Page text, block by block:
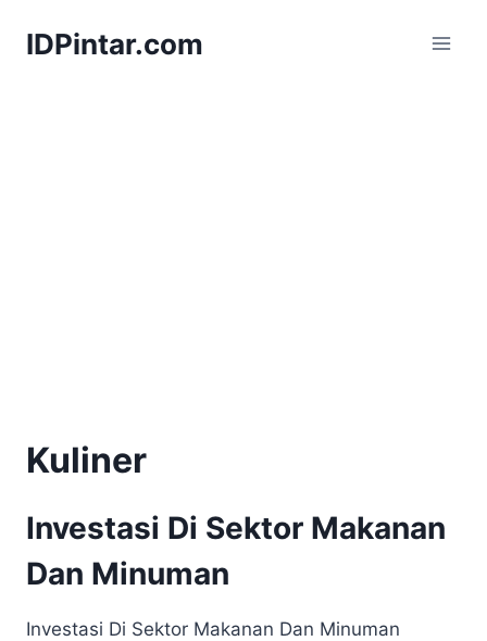
IDPintar.com
Kuliner
Investasi Di Sektor Makanan
Dan Minuman
Investasi Di Sektor Makanan Dan Minuman